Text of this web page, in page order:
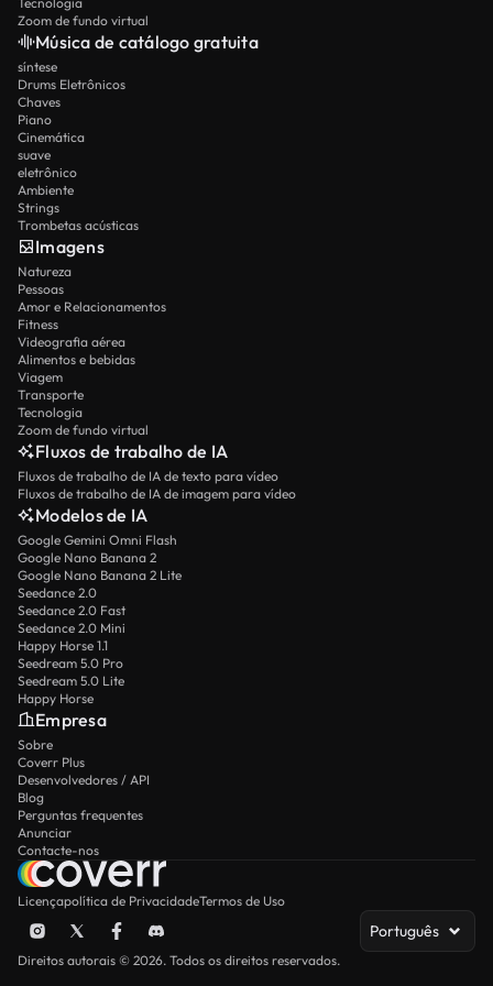
Zoom de fundo virtual
Música de catálogo gratuita
síntese
Drums Eletrônicos
Chaves
Piano
Cinemática
suave
eletrônico
Ambiente
Strings
Trombetas acústicas
Imagens
Natureza
Pessoas
Amor e Relacionamentos
Fitness
Videografia aérea
Alimentos e bebidas
Viagem
Transporte
Tecnologia
Zoom de fundo virtual
Fluxos de trabalho de IA
Fluxos de trabalho de IA de texto para vídeo
Fluxos de trabalho de IA de imagem para vídeo
Modelos de IA
Google Gemini Omni Flash
Google Nano Banana 2
Google Nano Banana 2 Lite
Seedance 2.0
Seedance 2.0 Fast
Seedance 2.0 Mini
Happy Horse 1.1
Seedream 5.0 Pro
Seedream 5.0 Lite
Happy Horse
Empresa
Sobre
Coverr Plus
Desenvolvedores / API
Blog
Perguntas frequentes
Anunciar
Contacte-nos
Licençapolítica de PrivacidadeTermos de Uso
Português
Direitos autorais © 2026. Todos os direitos reservados.